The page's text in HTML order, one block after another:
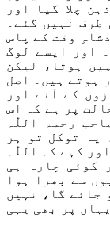
چلا گیا
اور
طرف نہیں گئے۔
وقت کے پاس
اور ایسے لوگ
ہوتا، لیکن
ہوتے ہیں۔ اصل
کے آنے اور
پر ہے کہ اس
رحمۃ اللّٰہ
یہ توکل تو ہر
کہے کہ اللّٰہ
کوئی چارہ ہی
سے بھرا ہوا
جائے گا، نہیں
یہاں پر بھی یہی